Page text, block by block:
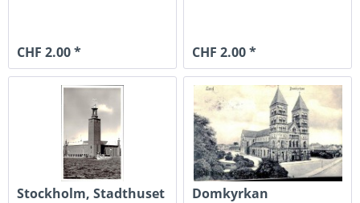
CHF 2.00 * CHF 2.00 *
Stockholm, Stadthuset Domkyrkan